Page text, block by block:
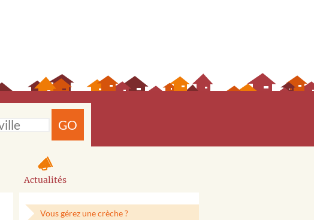
GO
Actualités
Vous gérez une crèche ?